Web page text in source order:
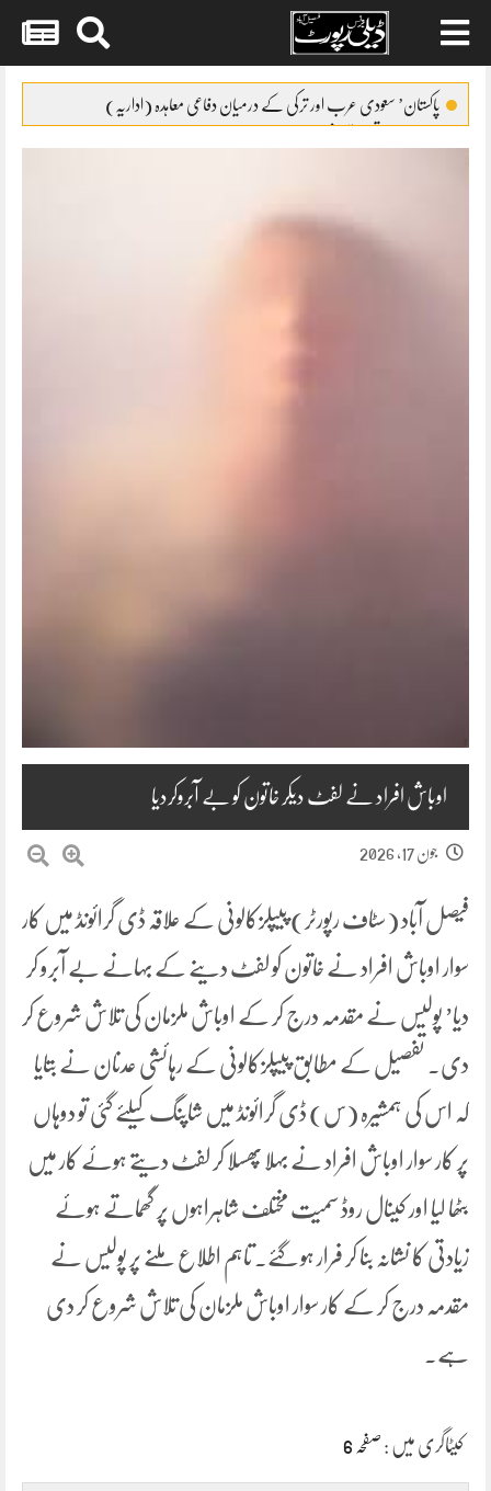
contentپاکستان’ سعودی عرب اور ترکی کے درمیان دفاعی معاہدہ (اداریہ)
اوباش افراد نے لفٹ دیکر خاتون کو بے آبروکردیا
جون 17, 2026
فیصل آباد (سٹاف رپورٹر) پیپلزکالونی کے علاقہ ڈی گرائونڈ میں کار
سوار اوباش افراد نے خاتون کو لفٹ دینے کے بہانے بے آبرو کر
دیا’ پولیس نے مقدمہ درج کر کے اوباش ملزمان کی تلاش شروع کر
دی۔ تفصیل کے مطابق پیپلزکالونی کے رہائشی عدنان نے بتایا
کہ اس کی ہمشیرہ (س) ڈی گرائونڈ میں شاپنگ کیلئے گئی تو دوہاں
پر کار سوار اوباش افراد نے بہلا پھسلا کر لفٹ دیتے ہوئے کار میں
بٹھا لیا اور کینال روڈ سمیت مختلف شاہراہوں پر گھماتے ہوئے
زیادتی کا نشانہ بنا کر فرار ہو گئے۔ تاہم اطلاع ملنے پر پولیس نے
مقدمہ درج کر کے کار سوار اوباش ملزمان کی تلاش شروع کر دی
ہے۔
کیٹاگری میں : صفحہ 6